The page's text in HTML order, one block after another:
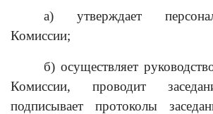
а) утверждает
Комиссии;
б) осуществляет
Комиссии, проводит
подписывает протоколы